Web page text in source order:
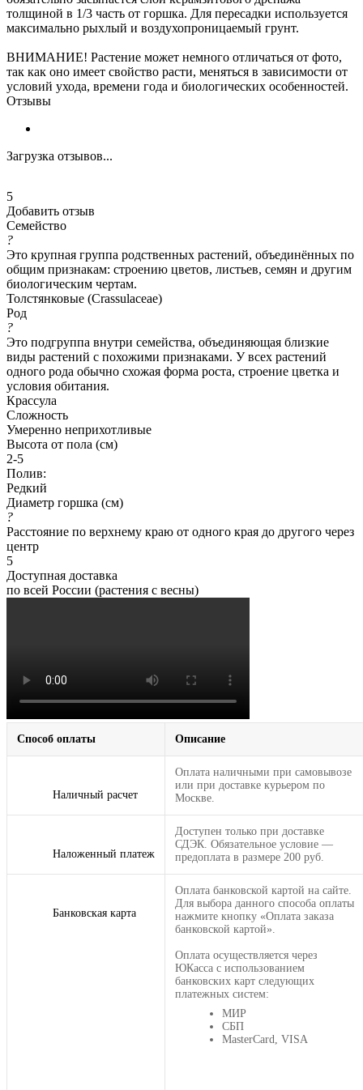
толщиной в 1/3 часть от горшка. Для пересадки используется
максимально рыхлый и воздухопроницаемый грунт.
ВНИМАНИЕ! Растение может немного отличаться от фото,
так как оно имеет свойство расти, меняться в зависимости от
условий ухода, времени года и биологических особенностей.
Отзывы
Загрузка отзывов...
5
Добавить отзыв
Семейство
?
Это крупная группа родственных растений, объединённых по
общим признакам: строению цветов, листьев, семян и другим
биологическим чертам.
Толстянковые (Crassulaceae)
Род
?
Это подгруппа внутри семейства, объединяющая близкие
виды растений с похожими признаками. У всех растений
одного рода обычно схожая форма роста, строение цветка и
условия обитания.
Крассула
Сложность
Умеренно неприхотливые
Высота от пола (см)
2-5
Полив:
Редкий
Диаметр горшка (см)
?
Расстояние по верхнему краю от одного края до другого через
центр
5
Доступная доставка
по всей России (растения с весны)
Способ оплаты Описание
Наличный расчет
Оплата наличными при самовывозе
или при доставке курьером по
Москве.
Наложенный платеж
Доступен только при доставке
СДЭК. Обязательное условие —
предоплата в размере 200 руб.
Банковская карта
Оплата банковской картой на сайте.
Для выбора данного способа оплаты
нажмите кнопку «Оплата заказа
банковской картой».
Оплата осуществляется через
ЮКасса с использованием
банковских карт следующих
платежных систем:
МИР
СБП
MasterCard, VISA